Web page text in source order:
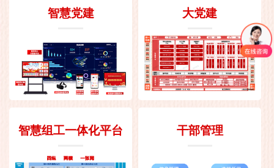
智慧党建 大党建
智慧组工一体化平台 干部管理